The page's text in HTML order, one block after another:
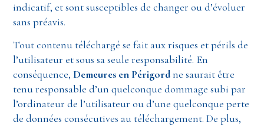
indicatif, et sont susceptibles de changer ou d’évoluer
sans préavis.
Tout contenu téléchargé se fait aux risques et périls de
l’utilisateur et sous sa seule responsabilité. En
conséquence, Demeures en Périgordne saurait être
tenu responsable d’un quelconque dommage subi par
l’ordinateur de l’utilisateur ou d’une quelconque perte
de données consécutives au téléchargement. De plus,